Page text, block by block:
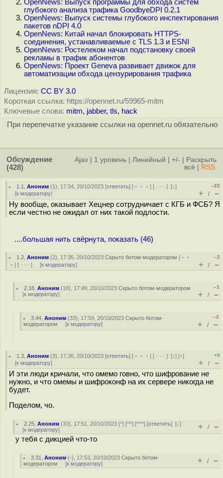
OpenNews: Выпуск программы для обхода систем
глубокого анализа трафика GoodbyeDPI 0.2.1
OpenNews: Выпуск системы глубокого инспектирования
пакетов nDPI 4.0
OpenNews: Китай начал блокировать HTTPS-
соединения, устанавливаемые с TLS 1.3 и ESNI
OpenNews: Ростелеком начал подстановку своей
рекламы в трафик абонентов
OpenNews: Проект Geneva развивает движок для
автоматизации обхода цензурирования трафика
Лицензия: CC BY 3.0
Короткая ссылка: https://opennet.ru/59965-mitm
Ключевые слова: mitm, jabber, tls, hack
При перепечатке указание ссылки на opennet.ru обязательно
Обсуждение
(428)
Ajax 1 уровень Линейный +/-
Раскрыть
всё
RSS
1.1 ,Аноним (1), 17:34, 20/10/2023 [ответить] [ ﹢﹢﹢] [ · · ·][↓]
[к модератору]
–22
+ / –
Ну вообще, оказывает Хецнер сотрудничает с КГБ и ФСБ? Я
если честно не ожидал от них такой подлости.
....большая нить свёрнута, показать (46)
1.2 ,Аноним (2), 17:35, 20/10/2023Скрыто ботом-модератором [ ﹢﹢
﹢ ] [ · · · ] [к модератору]
–2
+ / –
2.18 ,Аноним (18), 17:49, 20/10/2023Скрыто ботом-модератором
[к модератору]
–1
+ / –
3.44 ,Аноним (33), 17:59, 20/10/2023Скрыто ботом-
модератором [к модератору]
–2
+ / –
1.3 ,Аноним (3), 17:36, 20/10/2023 [ответить] [ ﹢﹢﹢] [ · · ·][↓] [↑]
[к модератору]
+8
+ / –
И эти люди кричали, что омемо говно, что шифрование не
нужно, и что омемы и шифроконф на их сервере никогда не
будет.
Поделом, чо.
2.25 ,Аноним (33), 17:51, 20/10/2023 [^] [^^] [^^^] [ответить][↓]
[к модератору] + / –
у тебя с дикцией что-то
3.31 ,Аноним (-), 17:53, 20/10/2023Скрыто ботом-
модератором [к модератору] + / –